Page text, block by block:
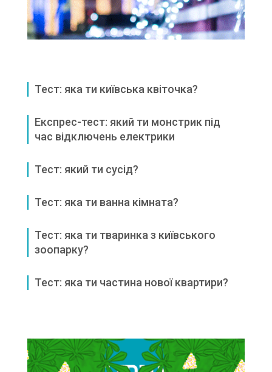
Тест: яка ти київська квіточка?
Експрес-тест: який ти монстрик під
час відключень електрики
Тест: який ти сусід?
Тест: яка ти ванна кімната?
Тест: яка ти тваринка з київського
зоопарку?
Тест: яка ти частина нової квартири?